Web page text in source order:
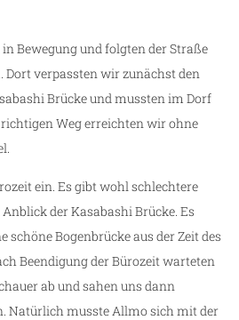
Bewegung und folgten der Straße
Dort verpassten wir zunächst den
Brücke und mussten im Dorf
Weg erreichten wir ohne
ein. Es gibt wohl schlechtere
der Kasabashi Brücke. Es
schöne Bogenbrücke aus der Zeit des
Beendigung der Bürozeit warteten
ab und sahen uns dann
Natürlich musste Allmo sich mit der